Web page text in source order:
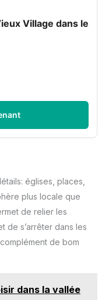
Village dans le
églises, places,
plus locale que
de relier les
de s’arrêter dans les
de bom
dans la vallée